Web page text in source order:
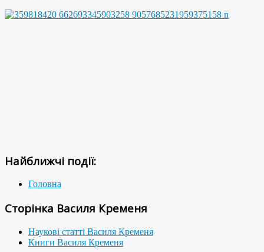
Найближчі події:
Головна
Сторінка Василя Кременя
Наукові статті Василя Кременя
Книги Василя Кременя